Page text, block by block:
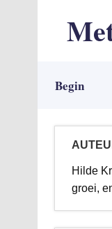
Begin
Hilde
groei,